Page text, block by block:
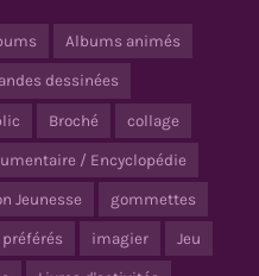
Albums animés
dessinées
Broché collage
/ Encyclopédie
Jeunesse gommettes
préférés imagier Jeu